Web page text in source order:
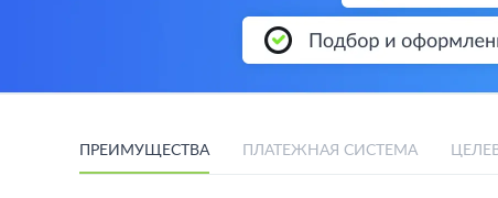
ПРЕИМУЩЕСТВА ПЛАТЕЖНАЯ СИСТЕМА